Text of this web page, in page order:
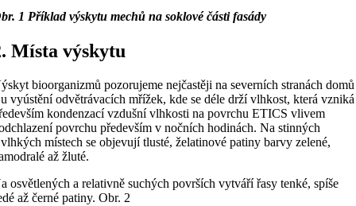
1 Příklad výskytu mechů na soklové části fasády
Místa výskytu
bioorganizmů pozorujeme nejčastěji na severních stranách domů
vyústění odvětrávacích mřížek, kde se déle drží vlhkost, která vzniká
kondenzací vzdušní vlhkosti na povrchu ETICS vlivem
povrchu především v nočních hodinách. Na stinných
místech se objevují tlusté, želatinové patiny barvy zelené,
až žluté.
osvětlených a relativně suchých površích vytváří řasy tenké, spíše
až černé patiny. Obr. 2